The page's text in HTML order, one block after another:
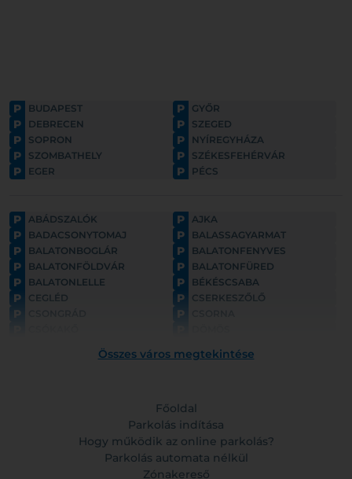
P BUDAPEST P GYŐR
P DEBRECEN P SZEGED
P SOPRON P NYÍREGYHÁZA
P SZOMBATHELY P SZÉKESFEHÉRVÁR
P EGER P PÉCS
P ABÁDSZALÓK P AJKA
P BADACSONYTOMAJ P BALASSAGYARMAT
P BALATONBOGLÁR P BALATONFENYVES
P BALATONFÖLDVÁR P BALATONFÜRED
P BALATONLELLE P BÉKÉSCSABA
P CEGLÉD P CSERKESZŐLŐ
P P
P GYÖNGYÖS
P HOLLÓKŐ
P HÉVÍZ
HÓDMEZŐVÁSÁRHELY P KAPOSVÁR
P KECSKEMÉT
P KISKUNFÉLEGYHÁZA
Összes város megtekintése
Főoldal
Parkolás indítása
Hogy működik az online parkolás?
Parkolás automata nélkül
Zónakereső